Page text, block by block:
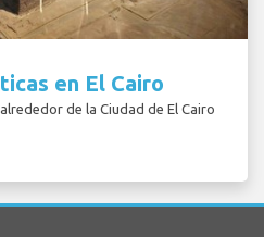
en El Cairo
de la Ciudad de El Cairo